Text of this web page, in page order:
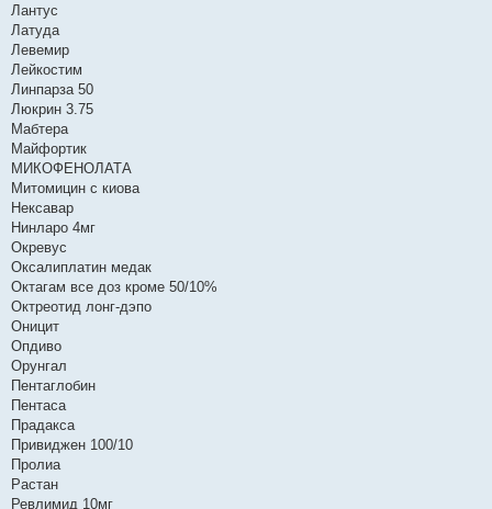
Лантус
Латуда
Левемир
Лейкостим
Линпарза 50
Люкрин 3.75
Мабтера
Майфортик
МИКОФЕНОЛАТА
Митомицин с киова
Нексавар
Нинларо 4мг
Окревус
Оксалиплатин медак
Октагам все доз кроме 50/10%
Октреотид лонг-дэпо
Оницит
Опдиво
Орунгал
Пентаглобин
Пентаса
Прадакса
Привиджен 100/10
Пролиа
Растан
Ревлимид 10мг